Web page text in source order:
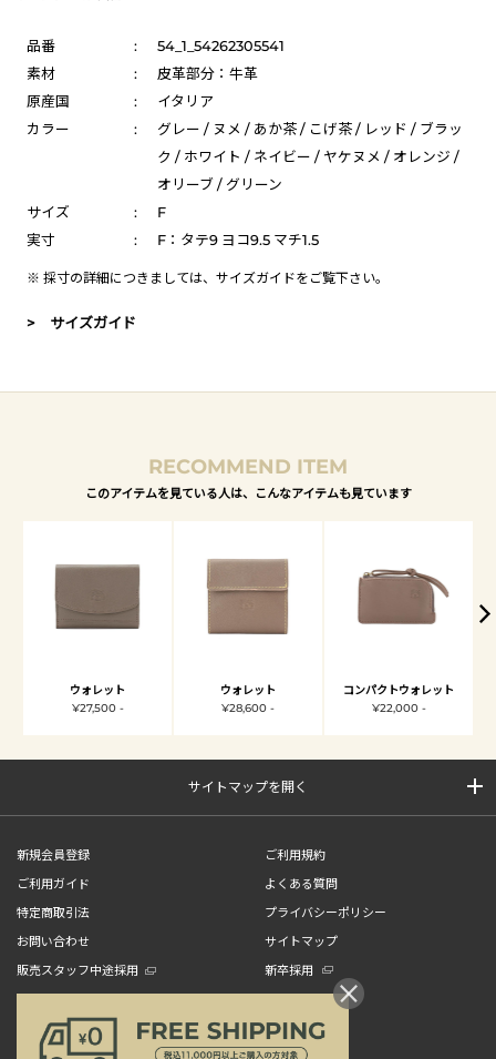
品番 :
54_1_54262305541
素材
:
皮革部分：牛革
原産国
:
イタリア
カラー
:
グレー / ヌメ / あか茶 / こげ茶 / レッド / ブラッ
ク / ホワイト / ネイビー / ヤケヌメ / オレンジ /
オリーブ / グリーン
サイズ
:
F
実寸
: F：タテ9 ヨコ9.5 マチ1.5
※ 採寸の詳細につきましては、 サイズガイドをご覧下さい。
> サイズガイド
RECOMMEND ITEM
このアイテムを見ている人は、こんなアイテムも見ています
ウォレット
¥27,500 -
ウォレット
¥28,600 -
コンパクトウォレット
¥22,000 -
サイトマップを開く
新規会員登録
ご利用規約
ご利用ガイド
よくある質問
特定商取引法
プライバシーポリシー
お問い合わせ
サイトマップ
販売スタッフ中途採用
新卒採用